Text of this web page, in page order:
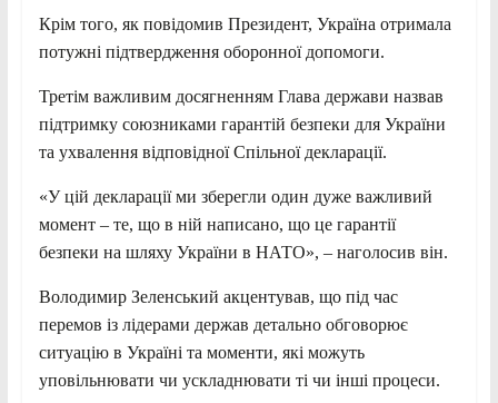
Крім того, як повідомив Президент, Україна отримала
потужні підтвердження оборонної допомоги.
Третім важливим досягненням Глава держави назвав
підтримку союзниками гарантій безпеки для України
та ухвалення відповідної Спільної декларації.
«У цій декларації ми зберегли один дуже важливий
момент – те, що в ній написано, що це гарантії
безпеки на шляху України в НАТО», – наголосив він.
Володимир Зеленський акцентував, що під час
перемов із лідерами держав детально обговорює
ситуацію в Україні та моменти, які можуть
уповільнювати чи ускладнювати ті чи інші процеси.